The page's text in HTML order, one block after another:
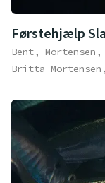
Førstehjælp
Bent,
Britta